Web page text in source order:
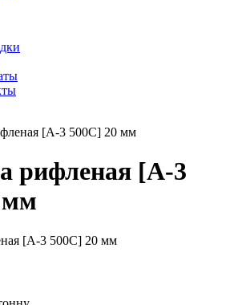
[А-3 500С] 20 мм
рифленая [А-3
мм